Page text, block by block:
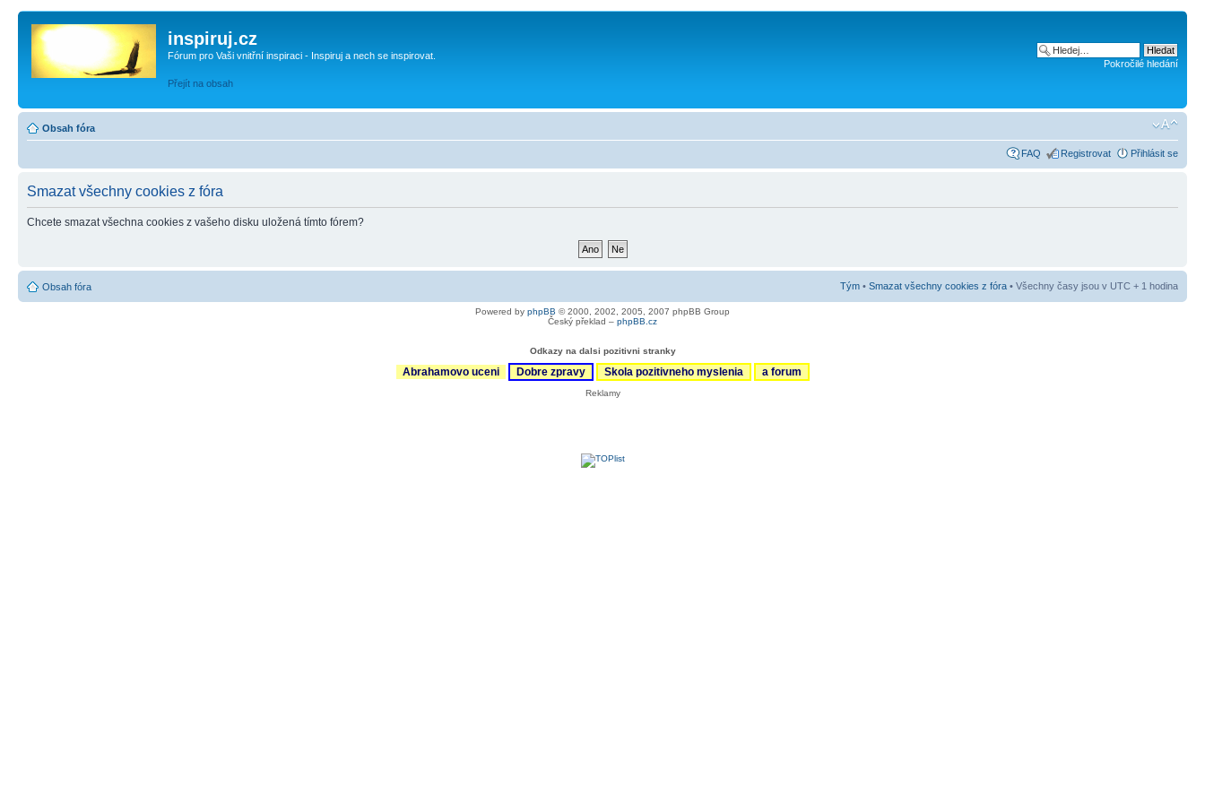
inspiruj.cz
Fórum pro Vaši vnitřní inspiraci - Inspiruj a nech se inspirovat.
Přejít na obsah
Pokročilé hledání
Obsah fóra
FAQ Registrovat Přihlásit se
Smazat všechny cookies z fóra
Chcete smazat všechna cookies z vašeho disku uložená tímto fórem?
Obsah fóra Tým • Smazat všechny cookies z fóra • Všechny časy jsou v UTC + 1 hodina
Powered by phpBB © 2000, 2002, 2005, 2007 phpBB Group
Český překlad – phpBB.cz
Odkazy na dalsi pozitivni stranky
Abrahamovo uceni Dobre zpravy Skola pozitivneho myslenia a forum
Reklamy